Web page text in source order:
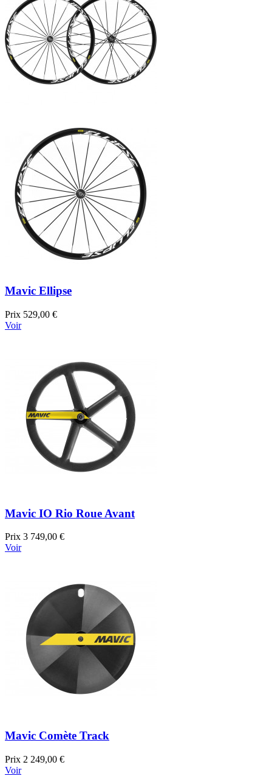
Mavic Ellipse
Prix 529,00 €
Voir
Mavic IO Rio Roue Avant
Prix 3 749,00 €
Voir
Mavic Comète Track
Prix 2 249,00 €
Voir